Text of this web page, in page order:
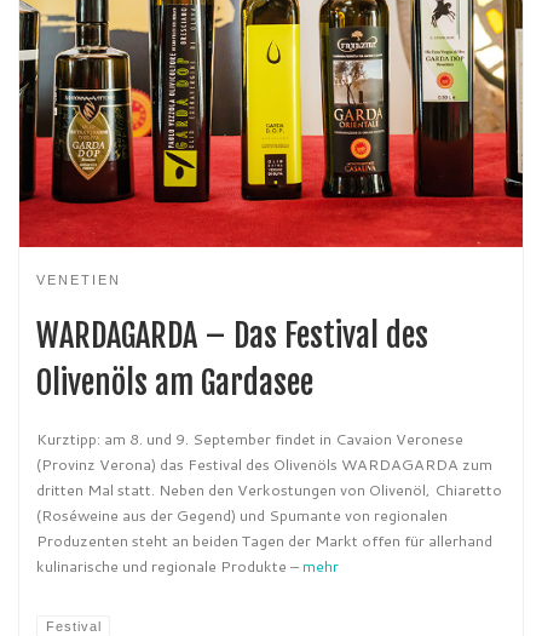
VENETIEN
WARDAGARDA – Das Festival des
Olivenöls am Gardasee
Kurztipp: am 8. und 9. September findet in Cavaion Veronese
(Provinz Verona) das Festival des Olivenöls WARDAGARDA zum
dritten Mal statt. Neben den Verkostungen von Olivenöl, Chiaretto
(Roséweine aus der Gegend) und Spumante von regionalen
Produzenten steht an beiden Tagen der Markt offen für allerhand
kulinarische und regionale Produkte – mehr
Festival